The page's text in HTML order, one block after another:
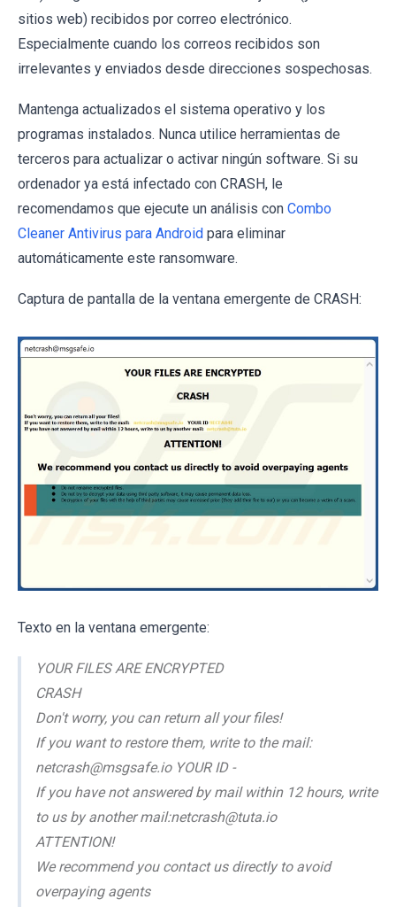
sitios web) recibidos por correo electrónico.
Especialmente cuando los correos recibidos son
irrelevantes y enviados desde direcciones sospechosas.
Mantenga actualizados el sistema operativo y los
programas instalados. Nunca utilice herramientas de
terceros para actualizar o activar ningún software. Si su
ordenador ya está infectado con CRASH, le
recomendamos que ejecute un análisis con Combo
Cleaner Antivirus para Android para eliminar
automáticamente este ransomware.
Captura de pantalla de la ventana emergente de CRASH:
Texto en la ventana emergente:
YOUR FILES ARE ENCRYPTED
CRASH
Don't worry, you can return all your files!
If you want to restore them, write to the mail:
netcrash@msgsafe.io YOUR ID -
If you have not answered by mail within 12 hours, write
to us by another mail:netcrash@tuta.io
ATTENTION!
We recommend you contact us directly to avoid
overpaying agents